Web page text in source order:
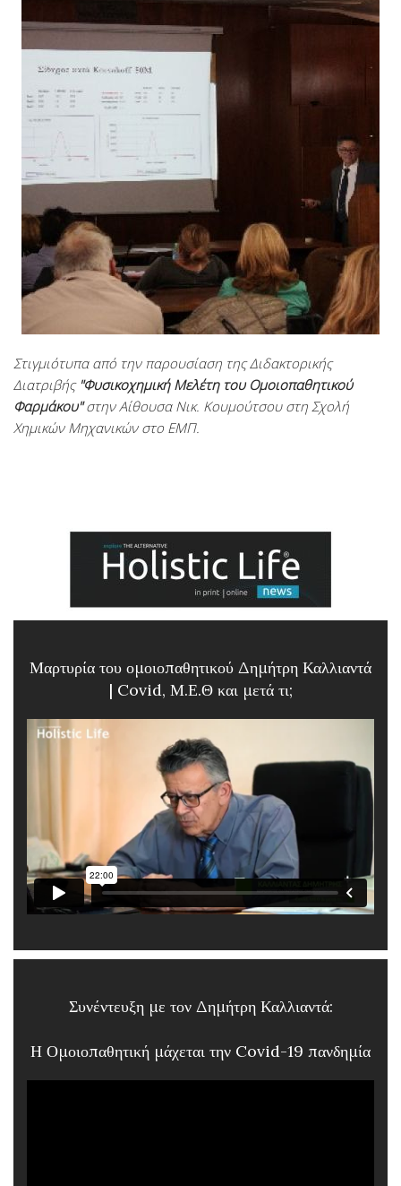
Στιγμιότυπα από την παρουσίαση της Διδακτορικής
Διατριβής "Φυσικοχημική Μελέτη του Ομοιοπαθητικού
Φαρμάκου"στην Αίθουσα Νικ. Κουμούτσου στη Σχολή
Χημικών Μηχανικών στο ΕΜΠ.
Μαρτυρία του ομοιοπαθητικού Δημήτρη Καλλιαντά
| Covid, Μ.Ε.Θ και μετά τι;
Συνέντευξη με τον Δημήτρη Καλλιαντά:
Η Ομοιοπαθητική μάχεται την Covid-19 πανδημία